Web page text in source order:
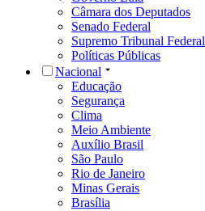
Câmara dos Deputados
Senado Federal
Supremo Tribunal Federal
Políticas Públicas
Nacional
Educação
Segurança
Clima
Meio Ambiente
Auxílio Brasil
São Paulo
Rio de Janeiro
Minas Gerais
Brasília